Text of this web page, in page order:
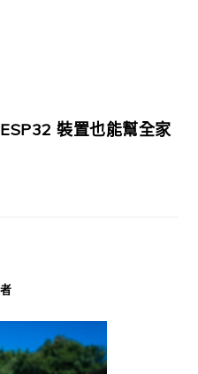
裝置也能幫全家